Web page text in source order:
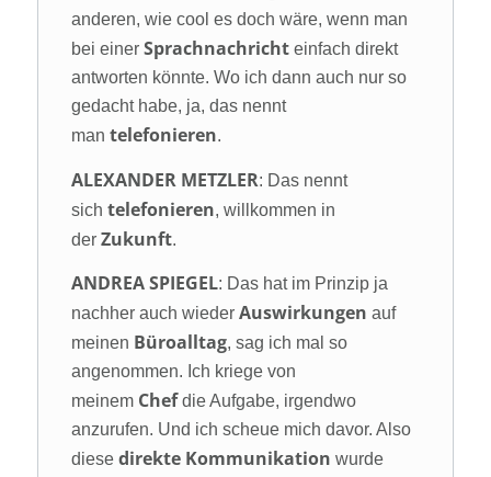
anderen, wie cool es doch wäre, wenn man
bei einer Sprachnachrichteinfach direkt
antworten könnte. Wo ich dann auch nur so
gedacht habe, ja, das nennt
man telefonieren.
ALEXANDER METZLER: Das nennt
sich telefonieren, willkommen in
der Zukunft.
ANDREA SPIEGEL: Das hat im Prinzip ja
nachher auch wieder Auswirkungen auf
meinen Büroalltag, sag ich mal so
angenommen. Ich kriege von
meinem Chefdie Aufgabe, irgendwo
anzurufen. Und ich scheue mich davor. Also
diese direkte Kommunikation wurde